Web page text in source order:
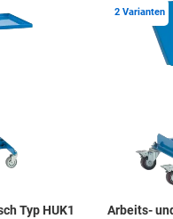
Zur Merkliste
Typ HUK1
2 Varianten
Arbeits-